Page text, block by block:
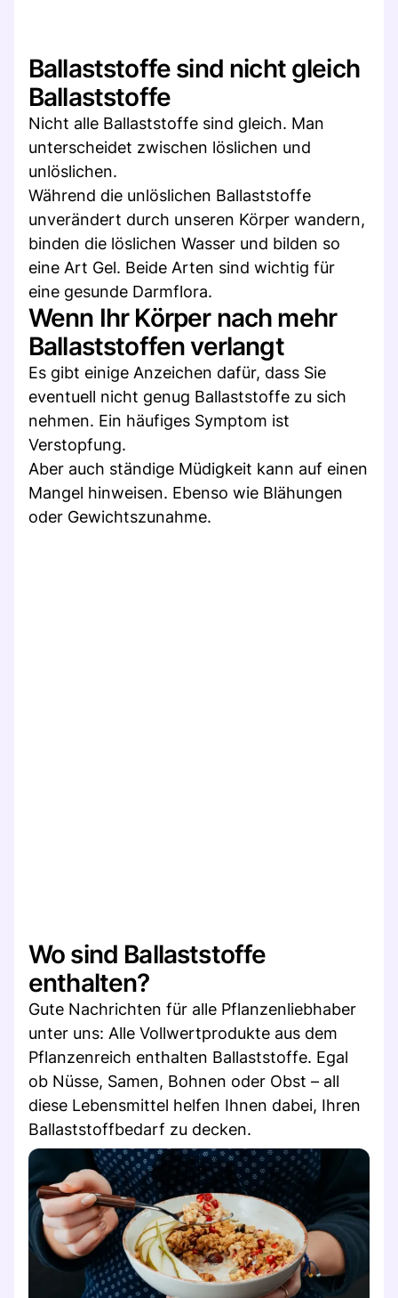
Ballaststoffe sind nicht gleich
Ballaststoffe
Nicht alle Ballaststoffe sind gleich. Man
unterscheidet zwischen löslichen und
unlöslichen.
Während die unlöslichen Ballaststoffe
unverändert durch unseren Körper wandern,
binden die löslichen Wasser und bilden so
eine Art Gel. Beide Arten sind wichtig für
eine gesunde Darmflora.
Wenn Ihr Körper nach mehr
Ballaststoffen verlangt
Es gibt einige Anzeichen dafür, dass Sie
eventuell nicht genug Ballaststoffe zu sich
nehmen. Ein häufiges Symptom ist
Verstopfung.
Aber auch ständige Müdigkeit kann auf einen
Mangel hinweisen. Ebenso wie Blähungen
oder Gewichtszunahme.
Wo sind Ballaststoffe
enthalten?
Gute Nachrichten für alle Pflanzenliebhaber
unter uns: Alle Vollwertprodukte aus dem
Pflanzenreich enthalten Ballaststoffe. Egal
ob Nüsse, Samen, Bohnen oder Obst – all
diese Lebensmittel helfen Ihnen dabei, Ihren
Ballaststoffbedarf zu decken.